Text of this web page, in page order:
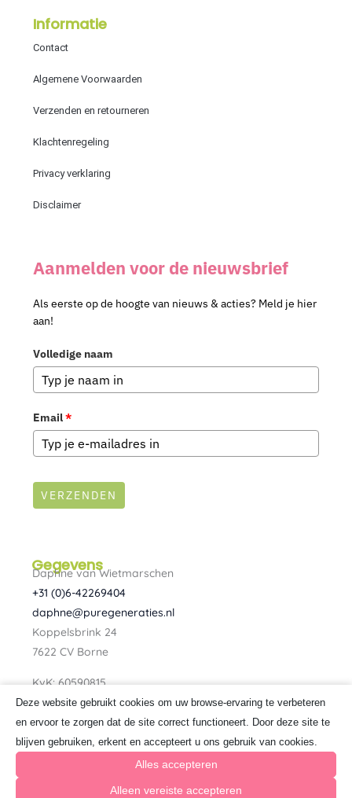
t
i
:
Gegevens
Daphne van Wietmarschen
+31 (0)6-42269404
daphne@puregeneraties.nl
Koppelsbrink 24
7622 CV Borne
KvK: 60590815
BTW: NL080734303B01
F
c
I
s
Informatie
Contact
Algemene Voorwaarden
Verzenden en retourneren
Klachtenregeling
Privacy verklaring
Disclaimer
Aanmelden voor de nieuwsbrief
Als eerste op de hoogte van nieuws & acties? Meld je hier
aan!
Volledige naam
Email*
VERZENDEN
Deze website gebruikt cookies om uw browse-ervaring te verbeteren
en ervoor te zorgen dat de site correct functioneert. Door deze site te
blijven gebruiken, erkent en accepteert u ons gebruik van cookies.
Alles accepteren
Alleen vereiste accepteren